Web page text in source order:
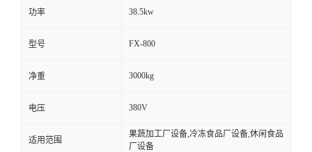
功率 38.5kw
型号 FX-800
净重 3000kg
电压 380V
适用范围
果蔬加工厂设备,冷冻食品厂设备,休闲食品
厂设备